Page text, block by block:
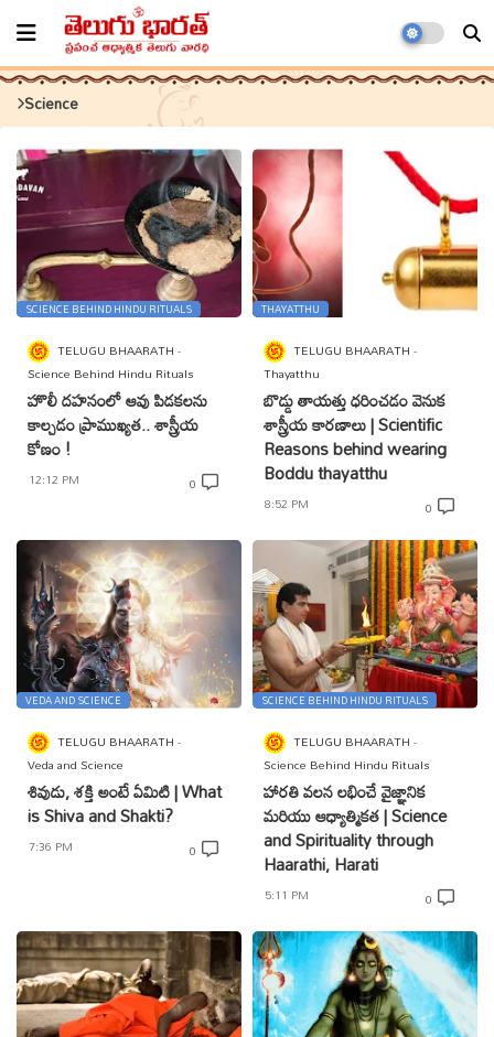
Science
SCIENCE BEHIND HINDU RITUALS
TELUGU BHAARATH
Science Behind Hindu Rituals
హొలీ దహనంలో ఆవు పిడకలను
కాల్చడం ప్రాముఖ్యత.. శాస్త్రీయ
కోణం !
12:12 PM 0
THAYATTHU
TELUGU BHAARATH
Thayatthu
బొడ్డు తాయత్తు ధరించడం వెనుక
శాస్త్రీయ కారణాలు | Scientific
Reasons behind wearing
Boddu thayatthu
8:52 PM 0
VEDA AND SCIENCE
TELUGU BHAARATH
Veda and Science
శివుడు, శక్తి అంటే ఏమిటి | What
is Shiva and Shakti?
7:36 PM 0
SCIENCE BEHIND HINDU RITUALS
TELUGU BHAARATH
Science Behind Hindu Rituals
హారతి వలన లభించే వైజ్ఞానిక
మరియు ఆధ్యాత్మికత | Science
and Spirituality through
Haarathi, Harati
5:11 PM 0